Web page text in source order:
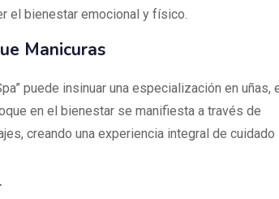
el bienestar emocional y físico.
Manicuras
puede insinuar una especialización en uñas,
en el bienestar se manifiesta a través de
creando una experiencia integral de cuidado